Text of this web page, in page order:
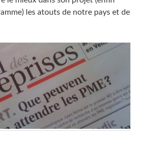
les atouts de notre pays et de